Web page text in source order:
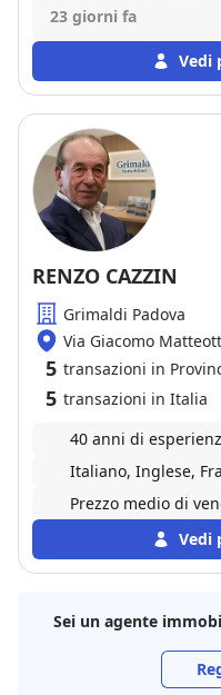
professionalità e
23 giorni fa
Vedi
RENZO CAZZIN
Grimaldi Padova
Via Giacomo
5 transazioni in
5 transazioni in Italia
40 anni di
Italiano, Inglese,
Prezzo medio di
Vedi
Sei un agente